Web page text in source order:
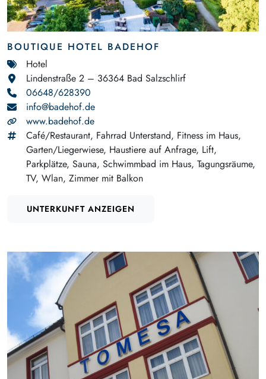
BOUTIQUE HOTEL BADEHOF
Hotel
Lindenstraße 2 – 36364 Bad Salzschlirf
06648/628390
info@badehof.de
www.badehof.de
Café/Restaurant, Fahrrad Unterstand, Fitness im Haus,
Garten/Liegerwiese, Haustiere auf Anfrage, Lift,
Parkplätze, Sauna, Schwimmbad im Haus, Tagungsräume,
TV, Wlan, Zimmer mit Balkon
UNTERKUNFT ANZEIGEN